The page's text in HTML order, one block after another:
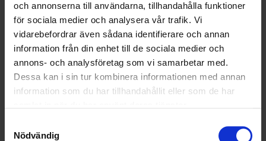
och annonserna till användarna, tillhandahålla funktioner
för sociala medier och analysera vår trafik. Vi
vidarebefordrar även sådana identifierare och annan
information från din enhet till de sociala medier och
annons- och analysföretag som vi samarbetar med.
Dessa kan i sin tur kombinera informationen med annan
information som du har tillhandahållit eller som de har
Nödvändig
Melker "Gräsrebellen" Bengtsson